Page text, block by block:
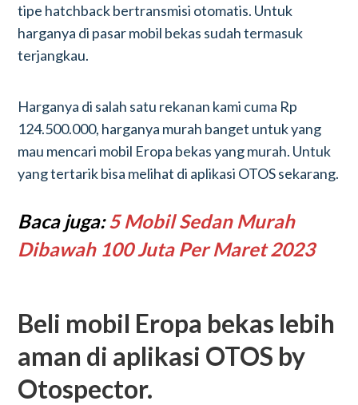
tipe hatchback bertransmisi otomatis. Untuk
harganya di pasar mobil bekas sudah termasuk
terjangkau.
Harganya di salah satu rekanan kami cuma Rp
124.500.000, harganya murah banget untuk yang
mau mencari mobil Eropa bekas yang murah. Untuk
yang tertarik bisa melihat di aplikasi OTOS sekarang.
Baca juga:5 Mobil Sedan Murah
Dibawah 100 Juta Per Maret 2023
Beli mobil Eropa bekas lebih
aman di aplikasi OTOS by
Otospector.